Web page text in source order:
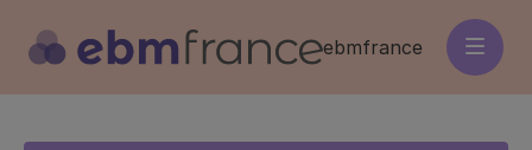
contenu
principal
ebmfrance